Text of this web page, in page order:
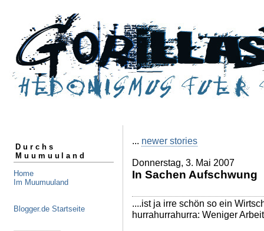
Durchs
Muumuuland
Home
Im Muumuuland
Blogger.de Startseite
... newer stories
Donnerstag, 3. Mai 2007
In Sachen Aufschwung
....ist ja irre schön so ein
hurrahurrahurra: Weniger